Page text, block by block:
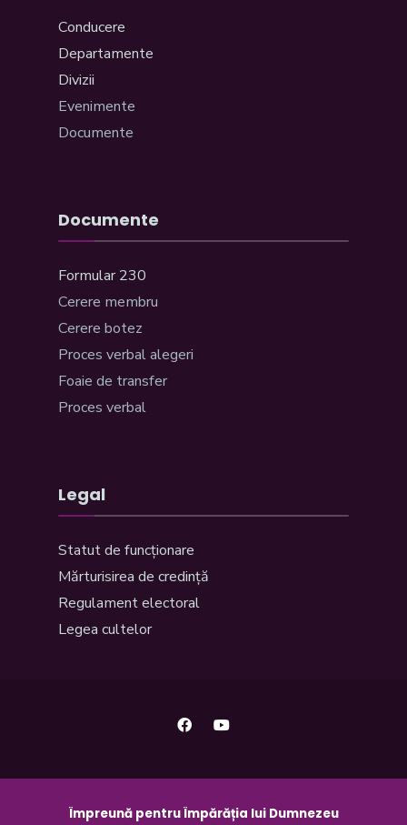
Conducere
Departamente
Divizii
Evenimente
Documente
Documente
Formular 230
Cerere membru
Cerere botez
Proces verbal alegeri
Foaie de transfer
Proces verbal
Legal
Statut de funcționare
Mărturisirea de credință
Regulament electoral
Legea cultelor
Împreună pentru Împărăția lui Dumnezeu